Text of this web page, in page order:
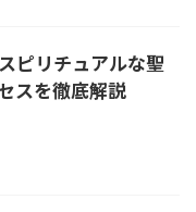
ピリチュアルな聖
スを徹底解説